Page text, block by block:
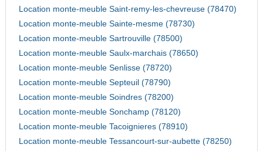
Location monte-meuble Saint-remy-les-chevreuse (78470)
Location monte-meuble Sainte-mesme (78730)
Location monte-meuble Sartrouville (78500)
Location monte-meuble Saulx-marchais (78650)
Location monte-meuble Senlisse (78720)
Location monte-meuble Septeuil (78790)
Location monte-meuble Soindres (78200)
Location monte-meuble Sonchamp (78120)
Location monte-meuble Tacoignieres (78910)
Location monte-meuble Tessancourt-sur-aubette (78250)